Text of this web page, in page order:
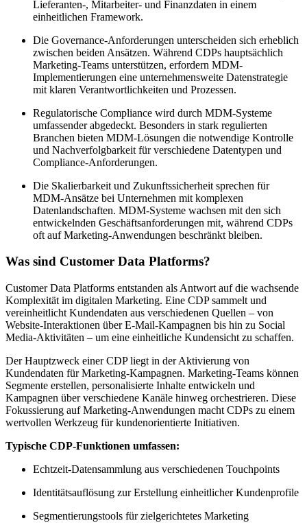
Lieferanten-, Mitarbeiter- und Finanzdaten in einem
einheitlichen Framework.
Die Governance-Anforderungen unterscheiden sich erheblich
zwischen beiden Ansätzen. Während CDPs hauptsächlich
Marketing-Teams unterstützen, erfordern MDM-
Implementierungen eine unternehmensweite Datenstrategie
mit klaren Verantwortlichkeiten und Prozessen.
Regulatorische Compliance wird durch MDM-Systeme
umfassender abgedeckt. Besonders in stark regulierten
Branchen bieten MDM-Lösungen die notwendige Kontrolle
und Nachverfolgbarkeit für verschiedene Datentypen und
Compliance-Anforderungen.
Die Skalierbarkeit und Zukunftssicherheit sprechen für
MDM-Ansätze bei Unternehmen mit komplexen
Datenlandschaften. MDM-Systeme wachsen mit den sich
entwickelnden Geschäftsanforderungen mit, während CDPs
oft auf Marketing-Anwendungen beschränkt bleiben.
Was sind Customer Data Platforms?
Customer Data Platforms entstanden als Antwort auf die wachsende
Komplexität im digitalen Marketing. Eine CDP sammelt und
vereinheitlicht Kundendaten aus verschiedenen Quellen – von
Website-Interaktionen über E-Mail-Kampagnen bis hin zu Social
Media-Aktivitäten – um eine einheitliche Kundensicht zu schaffen.
Der Hauptzweck einer CDP liegt in der Aktivierung von
Kundendaten für Marketing-Kampagnen. Marketing-Teams können
Segmente erstellen, personalisierte Inhalte entwickeln und
Kampagnen über verschiedene Kanäle hinweg orchestrieren. Diese
Fokussierung auf Marketing-Anwendungen macht CDPs zu einem
wertvollen Werkzeug für kundenorientierte Initiativen.
Typische CDP-Funktionen umfassen:
Echtzeit-Datensammlung aus verschiedenen Touchpoints
Identitätsauflösung zur Erstellung einheitlicher Kundenprofile
Segmentierungstools für zielgerichtetes Marketing